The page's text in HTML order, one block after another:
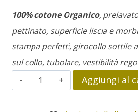
100% cotone Organico,
pettinato, superficie liscia e
stampa perfetti, girocollo sottile
sul collo, tubolare, vestibilità
Wile
E.Coyote
quantità
Aggiungi al